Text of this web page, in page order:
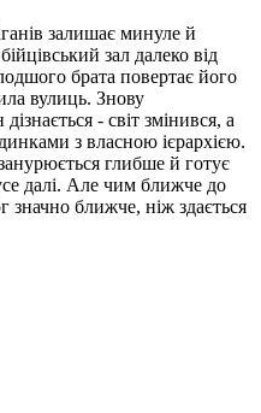
залишає минуле й
зал далеко від
брата повертає його
вулиць. Знову
- світ змінився, а
з власною ієрархією.
глибше й готує
далі. Але чим ближче до
значно ближче, ніж здається